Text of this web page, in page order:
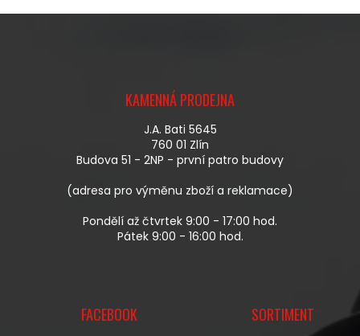
KAMENNÁ PRODEJNA
J.A. Bati 5645
760 01 Zlín
Budova 51 - 2NP - první patro budovy
(adresa pro výměnu zboží a reklamace)
Pondělí až čtvrtek 9:00 - 17:00 hod.
Pátek 9:00 - 16:00 hod.
FACEBOOK SORTIMENT